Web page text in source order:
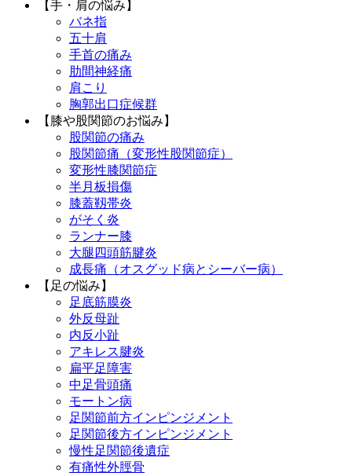
【手・肩の悩み】
バネ指
五十肩
手首の痛み
肋間神経痛
肩こり
胸郭出口症候群
【膝や股関節のお悩み】
股関節の痛み
股関節痛（変形性股関節症）
変形性膝関節症
半月板損傷
膝蓋靱帯炎
がそく炎
ランナー膝
大腿四頭筋腱炎
成長痛（オスグッド病とシーバー病）
【足の悩み】
足底筋膜炎
外反母趾
内反小趾
アキレス腱炎
扁平足障害
中足骨頭痛
モートン病
足関節前方インピンジメント
足関節後方インピンジメント
慢性足関節後遺症
有痛性外脛骨